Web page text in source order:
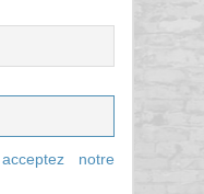
notre